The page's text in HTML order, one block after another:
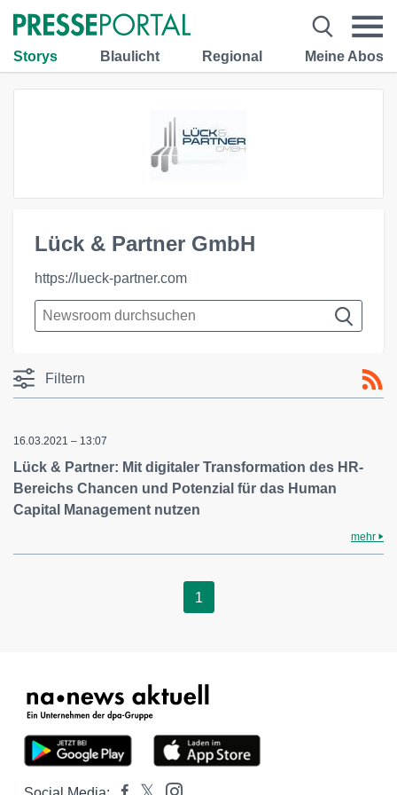
Storys Blaulicht Regional Meine Abos
Lück & Partner GmbH
https://lueck-partner.com
Filtern
16.03.2021 – 13:07
Lück & Partner: Mit digitaler Transformation des HR-
Bereichs Chancen und Potenzial für das Human
Capital Management nutzen
mehr
1